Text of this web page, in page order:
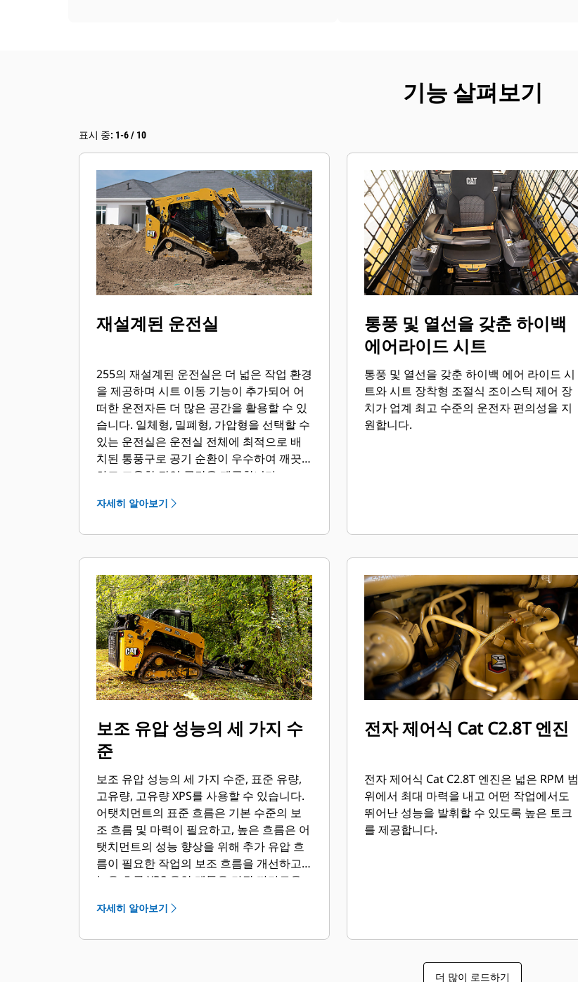
기능 살펴보기
표시 중: 1-6 / 10
재설계된 운전실
255의 재설계된 운전실은 더 넓은 작업 환경
을 제공하며 시트 이동 기능이 추가되어 어
떠한 운전자든 더 많은 공간을 활용할 수 있
습니다. 일체형, 밀폐형, 가압형을 선택할 수
있는 운전실은 운전실 전체에 최적으로 배
치된 통풍구로 공기 순환이 우수하여 깨끗
하고 조용한 작업 공간을 제공합니다.
자세히 알아보기
통풍 및 열선을 갖춘 하이백
에어라이드 시트
통풍 및 열선을 갖춘 하이백 에어 라이드 시
트와 시트 장착형 조절식 조이스틱 제어 장
치가 업계 최고 수준의 운전자 편의성을 지
원합니다.
보조 유압 성능의 세 가지 수
준
보조 유압 성능의 세 가지 수준, 표준 유량,
고유량, 고유량 XPS를 사용할 수 있습니다.
어탯치먼트의 표준 흐름은 기본 수준의 보
조 흐름 및 마력이 필요하고, 높은 흐름은 어
탯치먼트의 성능 향상을 위해 추가 유압 흐
름이 필요한 작업의 보조 흐름을 개선하고,
높은 흐름 XPS 유압 계통은 가장 까다로운
을 제공하여 보조 유압 성능을 극대화합니
자세히 알아보기
전자 제어식 Cat C2.8T 엔진
전자 제어식 Cat C2.8T 엔진은 넓은 RPM 범
위에서 최대 마력을 내고 어떤 작업에서도
뛰어난 성능을 발휘할 수 있도록 높은 토크
를 제공합니다.
더 많이 로드하기